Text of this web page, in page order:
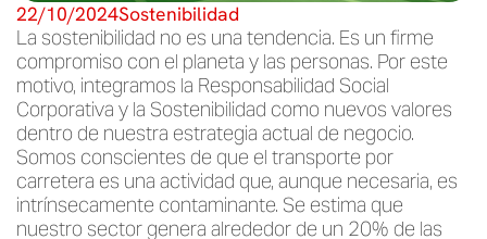
22/10/2024Sostenibilidad
La sostenibilidad no es una tendencia. Es un firme
compromiso con el planeta y las personas. Por este
motivo, integramos la Responsabilidad Social
Corporativa y la Sostenibilidad como nuevos valores
dentro de nuestra estrategia actual de negocio.
Somos conscientes de que el transporte por
carretera es una actividad que, aunque necesaria, es
intrínsecamente contaminante. Se estima que
nuestro sector genera alrededor de un 20% de las